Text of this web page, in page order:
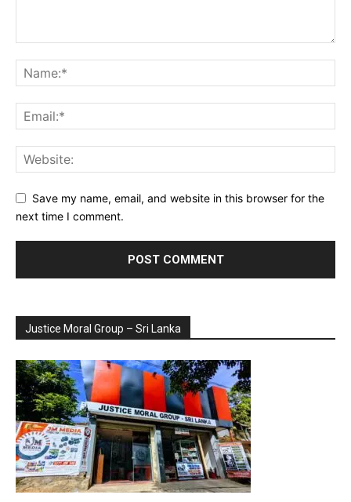
Save my name, email, and website in this browser for the
next time I comment.
Justice Moral Group – Sri Lanka